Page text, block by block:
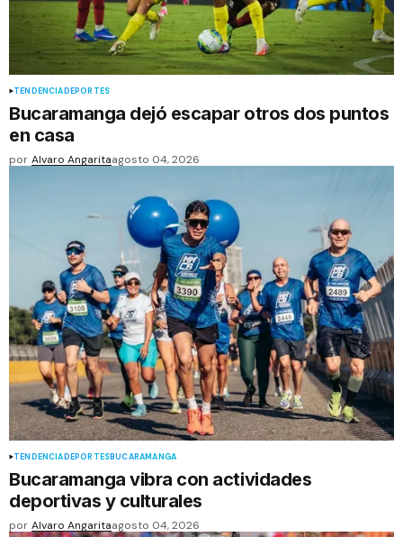
TENDENCIADEPORTES
Bucaramanga dejó escapar otros dos puntos
en casa
por Alvaro Angaritaagosto 04, 2026
TENDENCIADEPORTESBUCARAMANGA
Bucaramanga vibra con actividades
deportivas y culturales
por Alvaro Angaritaagosto 04, 2026